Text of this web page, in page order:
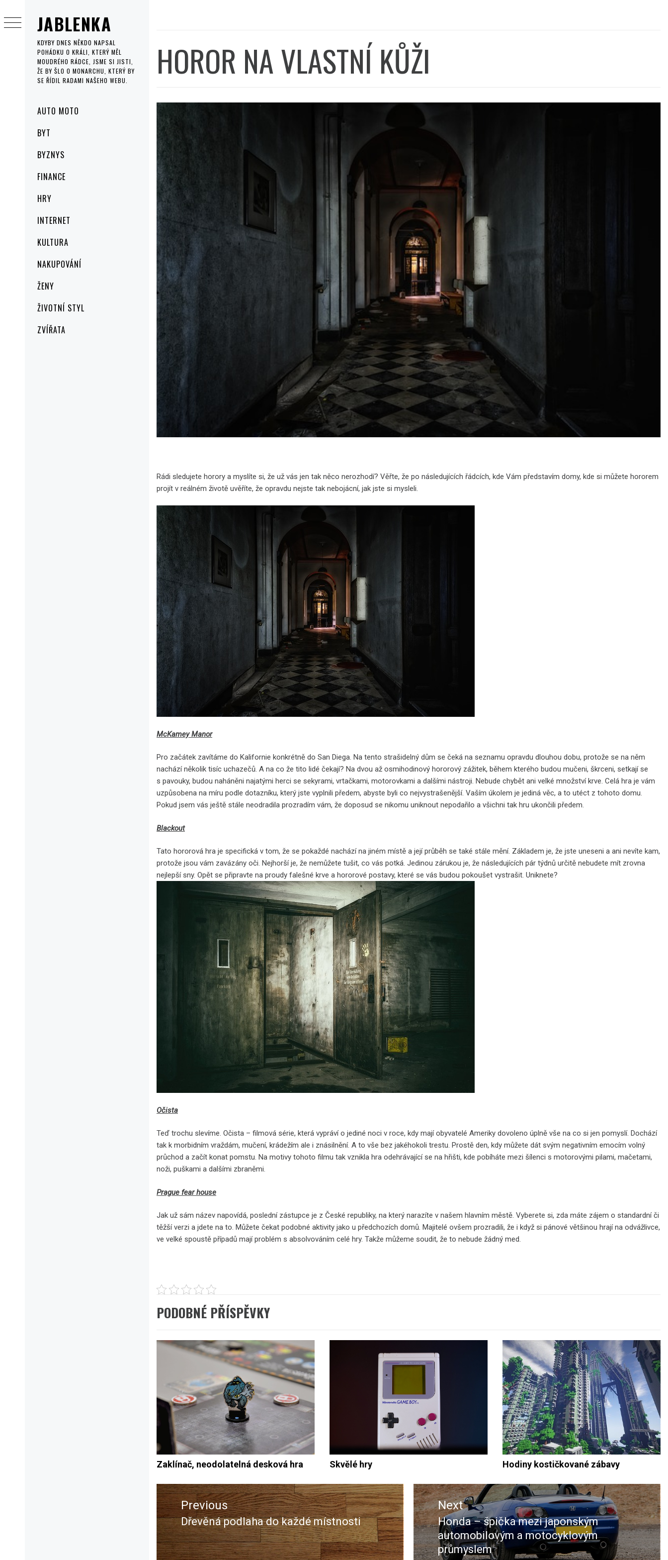
JABLENKA
KDYBY DNES NĚKDO NAPSAL
POHÁDKU O KRÁLI, KTERÝ MĚL
MOUDRÉHO RÁDCE, JSME SI JISTI,
ŽE BY ŠLO O MONARCHU, KTERÝ BY
SE ŘÍDIL RADAMI NAŠEHO WEBU.
MenuAUTO MOTO
BYT
BYZNYS
FINANCE
HRY
INTERNET
KULTURA
NAKUPOVÁNÍ
ŽENY
ŽIVOTNÍ STYL
ZVÍŘATA
to
content
HOROR NA VLASTNÍ KŮŽI
Rádi sledujete horory a myslíte si, že už vás jen tak něco nerozhodí? Věřte, že po následujících řádcích, kde Vám představím domy, kde si můžete hororem
projít v reálném životě uvěříte, že opravdu nejste tak nebojácní, jak jste si mysleli.
McKamey Manor
Pro začátek zavítáme do Kalifornie konkrétně do San Diega. Na tento strašidelný dům se čeká na seznamu opravdu dlouhou dobu, protože se na něm
nachází několik tisíc uchazečů. A na co že tito lidé čekají? Na dvou až osmihodinový hororový zážitek, během kterého budou mučeni, škrceni, setkají se
s pavouky, budou naháněni najatými herci se sekyrami, vrtačkami, motorovkami a dalšími nástroji. Nebude chybět ani velké množství krve. Celá hra je vám
uzpůsobena na míru podle dotazníku, který jste vyplnili předem, abyste byli co nejvystrašenější. Vaším úkolem je jediná věc, a to utéct z tohoto domu.
Pokud jsem vás ještě stále neodradila prozradím vám, že doposud se nikomu uniknout nepodařilo a všichni tak hru ukončili předem.
Blackout
Tato hororová hra je specifická v tom, že se pokaždé nachází na jiném místě a její průběh se také stále mění. Základem je, že jste uneseni a ani nevíte kam,
protože jsou vám zavázány oči. Nejhorší je, že nemůžete tušit, co vás potká. Jedinou zárukou je, že následujících pár týdnů určitě nebudete mít zrovna
nejlepší sny. Opět se připravte na proudy falešné krve a hororové postavy, které se vás budou pokoušet vystrašit. Uniknete?
Očista
Teď trochu slevíme. Očista – filmová série, která vypráví o jediné noci v roce, kdy mají obyvatelé Ameriky dovoleno úplně vše na co si jen pomyslí. Dochází
tak k morbidním vraždám, mučení, krádežím ale i znásilnění. A to vše bez jakéhokoli trestu. Prostě den, kdy můžete dát svým negativním emocím volný
průchod a začít konat pomstu. Na motivy tohoto filmu tak vznikla hra odehrávající se na hřišti, kde pobíháte mezi šílenci s motorovými pilami, mačetami,
noži, puškami a dalšími zbraněmi.
Prague fear house
Jak už sám název napovídá, poslední zástupce je z České republiky, na který narazíte v našem hlavním městě. Vyberete si, zda máte zájem o standardní či
těžší verzi a jdete na to. Můžete čekat podobné aktivity jako u předchozích domů. Majitelé ovšem prozradili, že i když si pánové většinou hrají na odvážlivce,
ve velké spoustě případů mají problém s absolvováním celé hry. Takže můžeme soudit, že to nebude žádný med.
PODOBNÉ PŘÍSPĚVKY
Zaklínač, neodolatelná desková hra Skvělé hry Hodiny kostičkované zábavy
Navigace
pro
příspěvek
Previous
Previous
post:
Dřevěná podlaha do každé místnosti
Next
Next
post:
Honda – špička mezi japonským
automobilovým a motocyklovým
průmyslem